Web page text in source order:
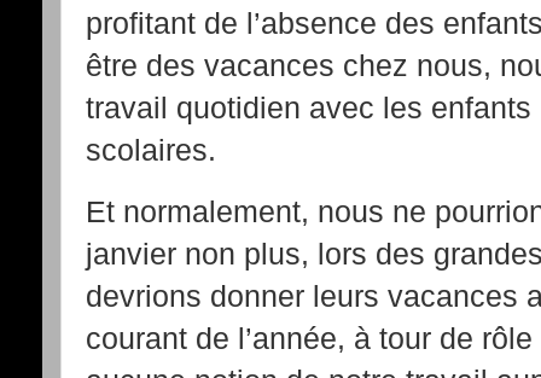
profitant de l’absence des
être des vacances chez nous,
travail quotidien avec les
scolaires.
Et normalement, nous ne
janvier non plus, lors des
devrions donner leurs vacances
courant de l’année, à tour de